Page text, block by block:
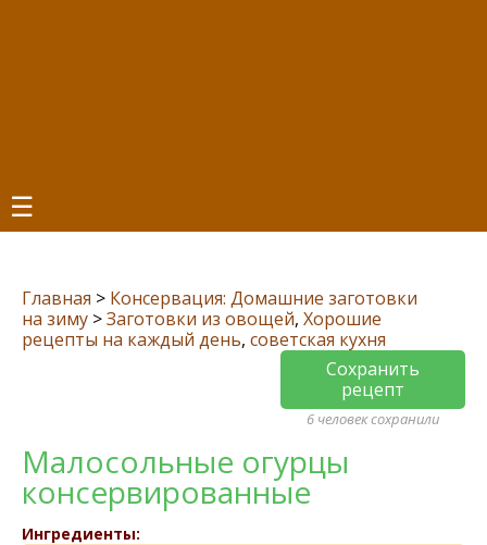
☰
Главная > Консервация: Домашние заготовки
на зиму >Заготовки из овощей, Хорошие
рецепты на каждый день, советская кухня
Сохранить
рецепт
6 человек сохранили
Малосольные огурцы
консервированные
Ингредиенты: